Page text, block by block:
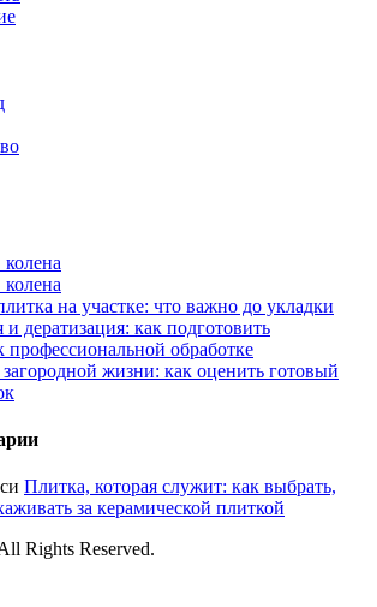
на участке: что важно до укладки
и дератизация: как подготовить
обработке
жизни: как оценить готовый
Плитка, которая служит: как выбрать,
за керамической плиткой
Rights Reserved.